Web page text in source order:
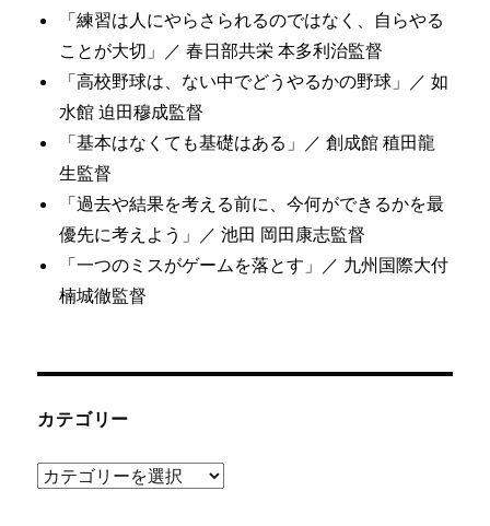
「練習は人にやらさられるのではなく、自らやる
ことが大切」／ 春日部共栄 本多利治監督
「高校野球は、ない中でどうやるかの野球」／ 如
水館 迫田穆成監督
「基本はなくても基礎はある」／ 創成館 稙田龍
生監督
「過去や結果を考える前に、今何ができるかを最
優先に考えよう」／ 池田 岡田康志監督
「一つのミスがゲームを落とす」／ 九州国際大付
楠城徹監督
カテゴリー
カ